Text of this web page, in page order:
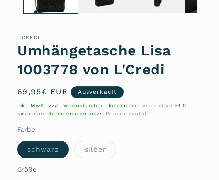
L'CREDI
Umhängetasche Lisa
1003778 von L'Credi
Normaler
Preis
69,95€ EUR Ausverkauft
inkl. MwSt. zzgl. Versandkosten - kostenloserVersand ab 99 € -
kostenlose Retouren über unser Retourenportal
Farbe
schwarzVariante
ausverkauft
silberVariante
ausverkauft
Größe